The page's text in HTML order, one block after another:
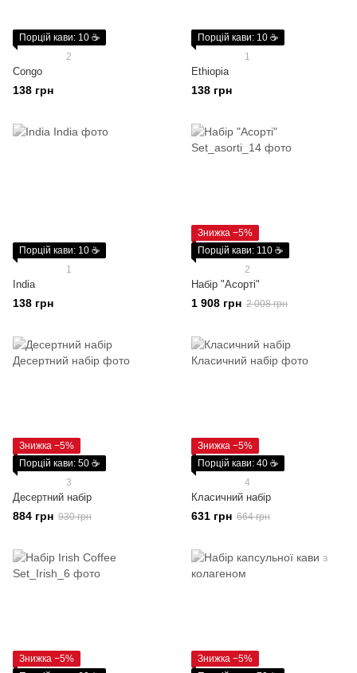
Порцій кави: 10 ☕
2
Congo
138 грн
Порцій кави: 10 ☕
1
Ethiopia
138 грн
Порцій кави: 10 ☕
1
India
138 грн
Знижка −5%
Порцій кави: 110 ☕
2
Набір "Асорті"
1 908 грн 2 008 грн
Знижка −5%
Порцій кави: 50 ☕
3
Десертний набір
884 грн 930 грн
Знижка −5%
Порцій кави: 40 ☕
4
Класичний набір
631 грн 664 грн
Знижка −5%
Знижка −5%